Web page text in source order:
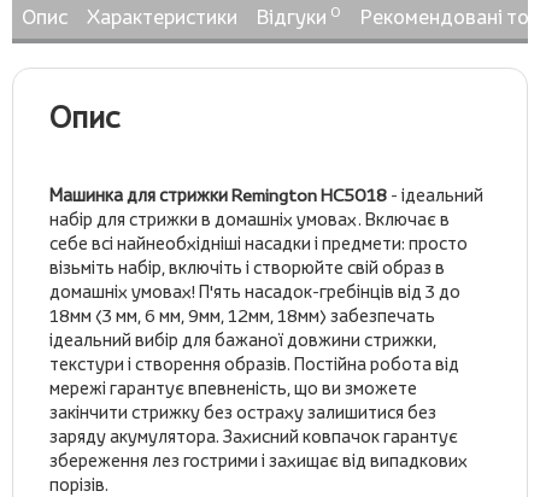
Опис Характеристики Відгуки 0 Рекомендовані
Опис
Машинка для стрижки Remington HC5018 - ідеальний
набір для стрижки в домашніх умовах. Включає в
себе всі найнеобхідніші насадки і предмети: просто
візьміть набір, включіть і створюйте свій образ в
домашніх умовах! П'ять насадок-гребінців від 3 до
18мм (3 мм, 6 мм, 9мм, 12мм, 18мм) забезпечать
ідеальний вибір для бажаної довжини стрижки,
текстури і створення образів. Постійна робота від
мережі гарантує впевненість, що ви зможете
закінчити стрижку без остраху залишитися без
заряду акумулятора. Захисний ковпачок гарантує
збереження лез гострими і захищає від випадкових
порізів.